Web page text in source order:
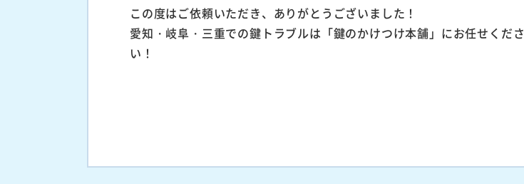
この度はご依頼いただき、ありがとうございました！
愛知・岐阜・三重での鍵トラブルは「鍵のかけつけ本舗」にお任せくださ
い！